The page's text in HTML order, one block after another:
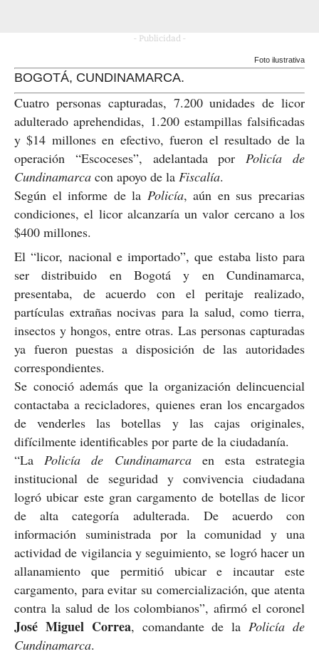
- Publicidad -
Foto ilustrativa
BOGOTÁ, CUNDINAMARCA.
Cuatro personas capturadas, 7.200 unidades de licor
adulterado aprehendidas, 1.200 estampillas falsificadas
y $14 millones en efectivo, fueron el resultado de la
operación “Escoceses”, adelantada por Policía de
Cundinamarca con apoyo de la Fiscalía.
Según el informe de la Policía, aún en sus precarias
condiciones, el licor alcanzaría un valor cercano a los
$400 millones.
El “licor, nacional e importado”, que estaba listo para
ser distribuido en Bogotá y en Cundinamarca,
presentaba, de acuerdo con el peritaje realizado,
partículas extrañas nocivas para la salud, como tierra,
insectos y hongos, entre otras. Las personas capturadas
ya fueron puestas a disposición de las autoridades
correspondientes.
Se conoció además que la organización delincuencial
contactaba a recicladores, quienes eran los encargados
de venderles las botellas y las cajas originales,
difícilmente identificables por parte de la ciudadanía.
“La Policía de Cundinamarcaen esta estrategia
institucional de seguridad y convivencia ciudadana
logró ubicar este gran cargamento de botellas de licor
de alta categoría adulterada. De acuerdo con
información suministrada por la comunidad y una
actividad de vigilancia y seguimiento, se logró hacer un
allanamiento que permitió ubicar e incautar este
cargamento, para evitar su comercialización, que atenta
contra la salud de los colombianos”, afirmó el coronel
José Miguel Correa, comandante de la Policía de
Cundinamarca.